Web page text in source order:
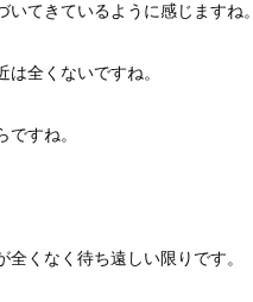
てきているように感じますね。
全くないですね。
すね。
くなく待ち遠しい限りです。